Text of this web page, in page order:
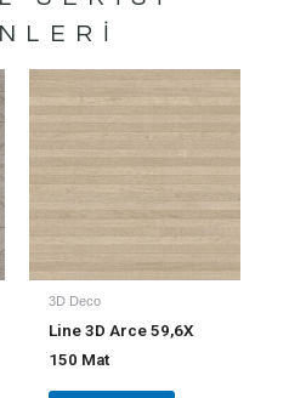
3D Deco
Line 3D Arce 59,6X
150 Mat